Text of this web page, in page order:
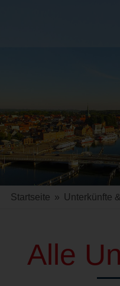
Startseite » Unterkünfte
Alle